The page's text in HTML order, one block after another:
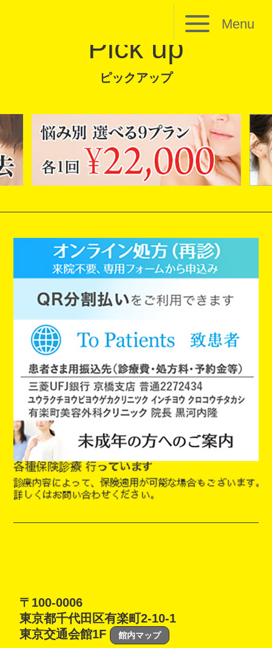
Menu
Pick up
ピックアップ
〒100-0006
東京都千代田区有楽町2-10-1
東京交通会館1F
館内マップ